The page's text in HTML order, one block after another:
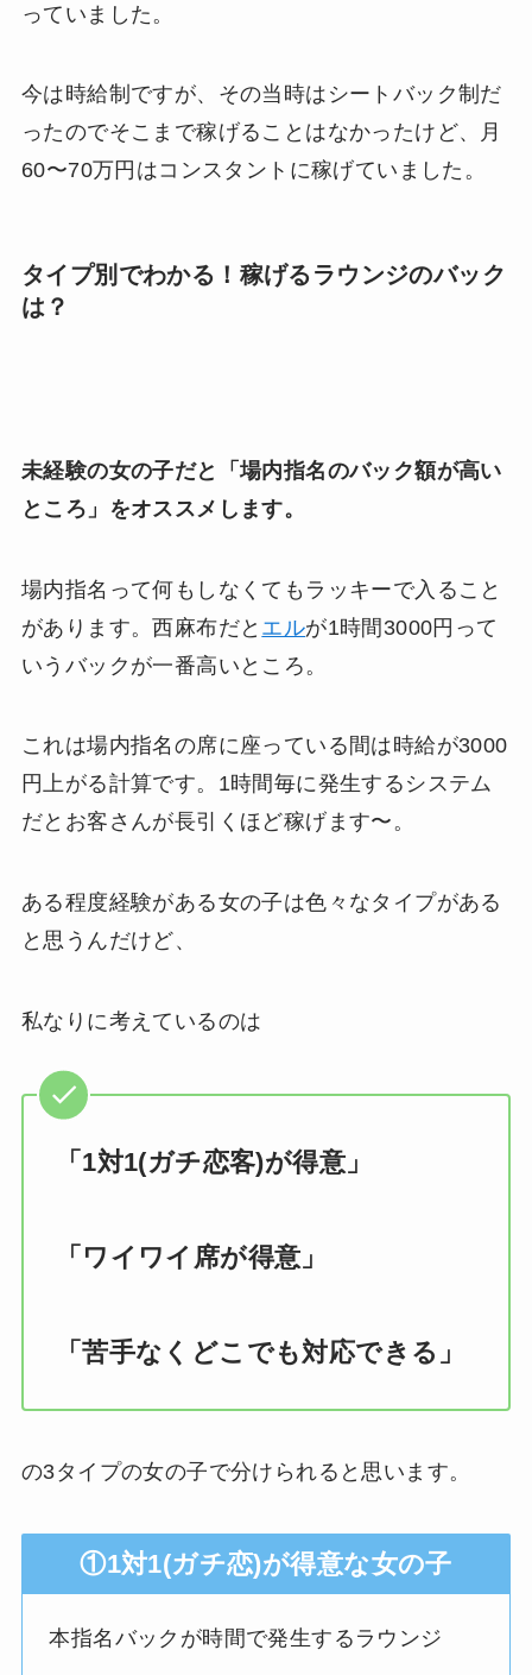
っていました。
今は時給制ですが、その当時はシートバック制だ
ったのでそこまで稼げることはなかったけど、月
60〜70万円はコンスタントに稼げていました。
タイプ別でわかる！稼げるラウンジのバック
は？
未経験の女の子だと「場内指名のバック額が高い
ところ」をオススメします。
場内指名って何もしなくてもラッキーで入ること
があります。西麻布だと エルが1時間3000円って
いうバックが一番高いところ。
これは場内指名の席に座っている間は時給が3000
円上がる計算です。1時間毎に発生するシステム
だとお客さんが長引くほど稼げます〜。
ある程度経験がある女の子は色々なタイプがある
と思うんだけど、
私なりに考えているのは
「1対1(ガチ恋客)が得意」
「ワイワイ席が得意」
「苦手なくどこでも対応できる」
の3タイプの女の子で分けられると思います。
①1対1(ガチ恋)が得意な女の子
本指名バックが時間で発生するラウンジ